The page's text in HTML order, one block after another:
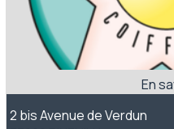
2 bis Avenue de Verdun